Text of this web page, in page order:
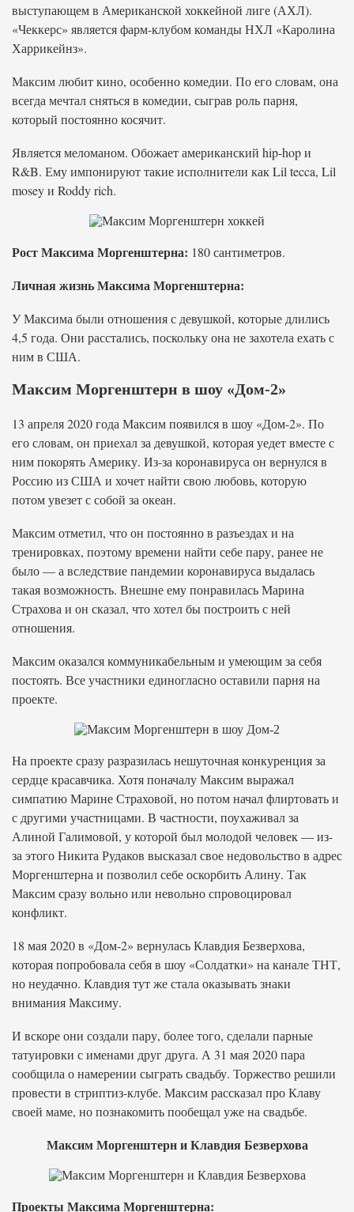
выступающем в Американской хоккейной лиге (АХЛ).
«Чеккерс» является фарм-клубом команды НХЛ «Каролина
Харрикейнз».
Максим любит кино, особенно комедии. По его словам, она
всегда мечтал сняться в комедии, сыграв роль парня,
который постоянно косячит.
Является меломаном. Обожает американский hip-hop и
R&B. Ему импонируют такие исполнители как Lil tecca, Lil
mosey и Roddy rich.
Рост Максима Моргенштерна: 180 сантиметров.
Личная жизнь Максима Моргенштерна:
У Максима были отношения с девушкой, которые длились
4,5 года. Они расстались, поскольку она не захотела ехать с
ним в США.
Максим Моргенштерн в шоу «Дом-2»
13 апреля 2020 года Максим появился в шоу «Дом-2». По
его словам, он приехал за девушкой, которая уедет вместе с
ним покорять Америку. Из-за коронавируса он вернулся в
Россию из США и хочет найти свою любовь, которую
потом увезет с собой за океан.
Максим отметил, что он постоянно в разъездах и на
тренировках, поэтому времени найти себе пару, ранее не
было — а вследствие пандемии коронавируса выдалась
такая возможность. Внешне ему понравилась Марина
Страхова и он сказал, что хотел бы построить с ней
отношения.
Максим оказался коммуникабельным и умеющим за себя
постоять. Все участники единогласно оставили парня на
проекте.
На проекте сразу разразилась нешуточная конкуренция за
сердце красавчика. Хотя поначалу Максим выражал
симпатию Марине Страховой, но потом начал флиртовать и
с другими участницами. В частности, поухаживал за
Алиной Галимовой, у которой был молодой человек — из-
за этого Никита Рудаков высказал свое недовольство в адрес
Моргенштерна и позволил себе оскорбить Алину. Так
Максим сразу вольно или невольно спровоцировал
конфликт.
18 мая 2020 в «Дом-2» вернулась Клавдия Безверхова,
которая попробовала себя в шоу «Солдатки» на канале ТНТ,
но неудачно. Клавдия тут же стала оказывать знаки
внимания Максиму.
И вскоре они создали пару, более того, сделали парные
татуировки с именами друг друга. А 31 мая 2020 пара
сообщила о намерении сыграть свадьбу. Торжество решили
провести в стриптиз-клубе. Максим рассказал про Клаву
своей маме, но познакомить пообещал уже на свадьбе.
Максим Моргенштерн и Клавдия Безверхова
Проекты Максима Моргенштерна: